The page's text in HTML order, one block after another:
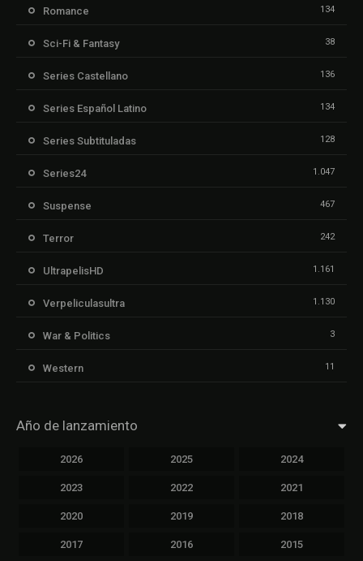
Romance 134
Sci-Fi & Fantasy 38
Series Castellano 136
Series Español Latino 134
Series Subtituladas 128
Series24 1.047
Suspense 467
Terror 242
UltrapelisHD 1.161
Verpeliculasultra 1.130
War & Politics 3
Western 11
Año de lanzamiento
2026 2025 2024
2023 2022 2021
2020 2019 2018
2017 2016 2015